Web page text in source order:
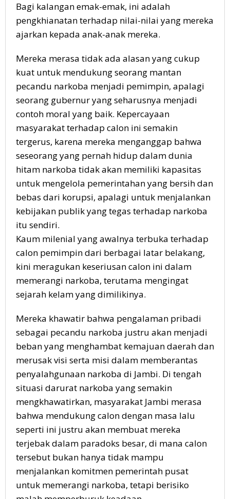
Bagi kalangan emak-emak, ini adalah
pengkhianatan terhadap nilai-nilai yang mereka
ajarkan kepada anak-anak mereka.
Mereka merasa tidak ada alasan yang cukup
kuat untuk mendukung seorang mantan
pecandu narkoba menjadi pemimpin, apalagi
seorang gubernur yang seharusnya menjadi
contoh moral yang baik. Kepercayaan
masyarakat terhadap calon ini semakin
tergerus, karena mereka menganggap bahwa
seseorang yang pernah hidup dalam dunia
hitam narkoba tidak akan memiliki kapasitas
untuk mengelola pemerintahan yang bersih dan
bebas dari korupsi, apalagi untuk menjalankan
kebijakan publik yang tegas terhadap narkoba
itu sendiri.
Kaum milenial yang awalnya terbuka terhadap
calon pemimpin dari berbagai latar belakang,
kini meragukan keseriusan calon ini dalam
memerangi narkoba, terutama mengingat
sejarah kelam yang dimilikinya.
Mereka khawatir bahwa pengalaman pribadi
sebagai pecandu narkoba justru akan menjadi
beban yang menghambat kemajuan daerah dan
merusak visi serta misi dalam memberantas
penyalahgunaan narkoba di Jambi. Di tengah
situasi darurat narkoba yang semakin
mengkhawatirkan, masyarakat Jambi merasa
bahwa mendukung calon dengan masa lalu
seperti ini justru akan membuat mereka
terjebak dalam paradoks besar, di mana calon
tersebut bukan hanya tidak mampu
menjalankan komitmen pemerintah pusat
untuk memerangi narkoba, tetapi berisiko